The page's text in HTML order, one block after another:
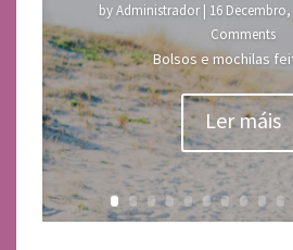
byAdministrador| 16 Decembro,
Comments
Bolsos e mochilas
Ler máis